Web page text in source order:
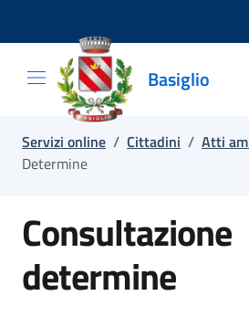
Salta e vai al contenuto
Salta e vai al footer
Basiglio
Servizi online / Cittadini / Atti
Determine
Consultazione
determine